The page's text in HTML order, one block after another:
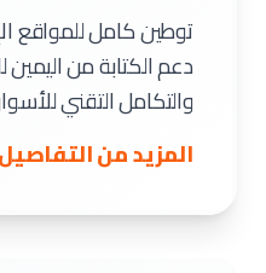
توطين كامل للمواقع
دعم الكتابة من اليمين
والتكامل التقني
المزيد من التفاصيل